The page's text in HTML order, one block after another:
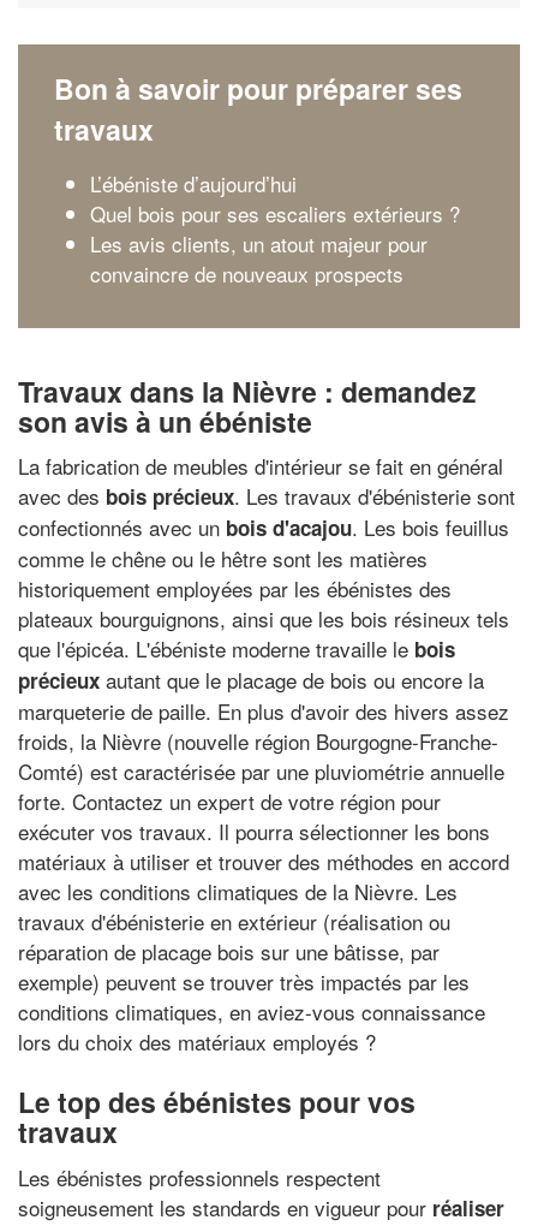
Bon à savoir pour préparer ses
travaux
L’ébéniste d’aujourd’hui
Quel bois pour ses escaliers extérieurs ?
Les avis clients, un atout majeur pour
convaincre de nouveaux prospects
Travaux dans la Nièvre : demandez
son avis à un ébéniste
La fabrication de meubles d'intérieur se fait en général
avec des bois précieux. Les travaux d'ébénisterie sont
confectionnés avec un bois d'acajou. Les bois feuillus
comme le chêne ou le hêtre sont les matières
historiquement employées par les ébénistes des
plateaux bourguignons, ainsi que les bois résineux tels
que l'épicéa. L'ébéniste moderne travaille le bois
précieux autant que le placage de bois ou encore la
marqueterie de paille. En plus d'avoir des hivers assez
froids, la Nièvre (nouvelle région Bourgogne-Franche-
Comté) est caractérisée par une pluviométrie annuelle
forte. Contactez un expert de votre région pour
exécuter vos travaux. Il pourra sélectionner les bons
matériaux à utiliser et trouver des méthodes en accord
avec les conditions climatiques de la Nièvre. Les
travaux d'ébénisterie en extérieur (réalisation ou
réparation de placage bois sur une bâtisse, par
exemple) peuvent se trouver très impactés par les
conditions climatiques, en aviez-vous connaissance
lors du choix des matériaux employés ?
Le top des ébénistes pour vos
travaux
Les ébénistes professionnels respectent
soigneusement les standards en vigueur pour réaliser